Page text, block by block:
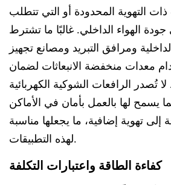
ذات التهوية المحدودة أو التي تتطلب
الهواء الداخلي. غالبًا ما تشترط
ومرافق التبريد ومصانع تجهيز
معدات منخفضة الانبعاثات لضمان
الرافعات الشوكية الكهربائية
يسمح لها بالعمل بأمان في الأماكن
إلى تهوية إضافية، ما يجعلها مناسبة
لهذه التطبيقات.
كفاءة الطاقة واعتبارات التكلفة